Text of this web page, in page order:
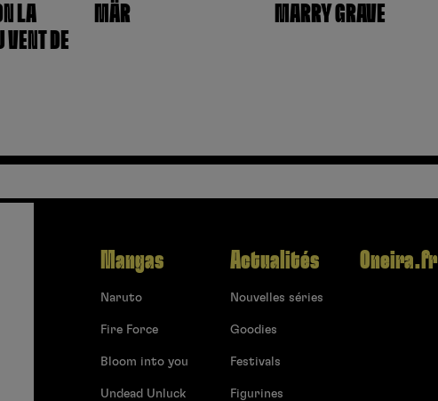
LA
VENT DE
MÄR MARRY GRAVE
Mangas
Naruto
Fire Force
Bloom into you
Undead Unluck
Actualités
Nouvelles séries
Goodies
Festivals
Figurines
Oneira.fr